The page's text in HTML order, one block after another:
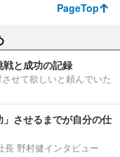
PageTop
と成功の記録
せて欲しいと頼んでいた
」させるまでが自分の仕
長 野村健インタビュー